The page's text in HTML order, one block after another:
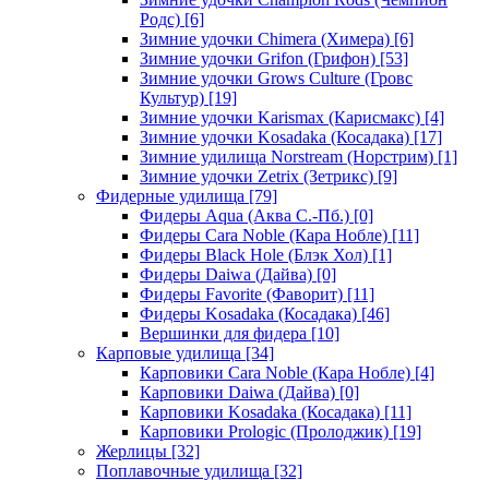
Родс) [6]
Зимние удочки Chimera (Химера) [6]
Зимние удочки Grifon (Грифон) [53]
Зимние удочки Grows Culture (Гровс
Культур) [19]
Зимние удочки Karismax (Карисмакс) [4]
Зимние удочки Kosadaka (Косадака) [17]
Зимние удилища Norstream (Норстрим) [1]
Зимние удочки Zetrix (Зетрикс) [9]
Фидерные удилища [79]
Фидеры Aqua (Аква С.-Пб.) [0]
Фидеры Cara Noble (Кара Нобле) [11]
Фидеры Black Hole (Блэк Хол) [1]
Фидеры Daiwa (Дайва) [0]
Фидеры Favorite (Фаворит) [11]
Фидеры Kosadaka (Косадака) [46]
Вершинки для фидера [10]
Карповые удилища [34]
Карповики Cara Noble (Кара Нобле) [4]
Карповики Daiwa (Дайва) [0]
Карповики Kosadaka (Косадака) [11]
Карповики Prologic (Пролоджик) [19]
Жерлицы [32]
Поплавочные удилища [32]